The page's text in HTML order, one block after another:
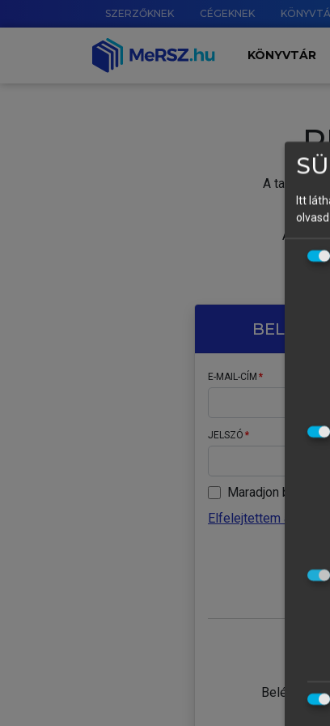
SZERZŐKNEK CÉGEKNEK
KÖNYVTÁR
A tartalom
A
E-MAIL-CÍM
JELSZÓ
Maradjon belépve
Elfelejtettem a
Belépés
Itt